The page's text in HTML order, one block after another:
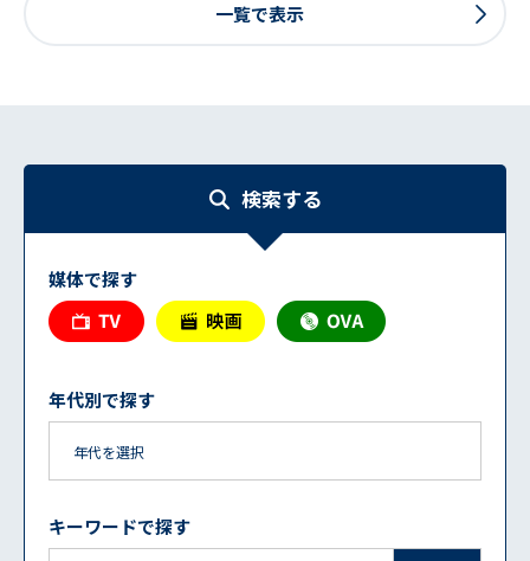
一覧で表示
検索する
媒体で探す
年代別で探す
キーワードで探す